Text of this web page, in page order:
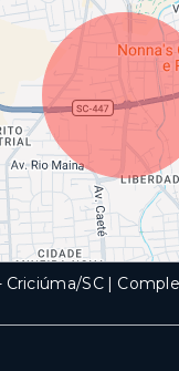
Criciúma/SC |